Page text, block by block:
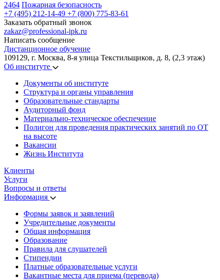
2464 Пожарная безопасность
+7 (495) 212-14-49 +7 (800) 775-83-61
Заказать обратный звонок
zakaz@professional-ipk.ru
Написать сообщение
Дистанционное обучение
109129, г. Москва, 8-я улица Текстильщиков, д. 8, (2,3 этаж)
Об институте
Документы об институте
Структура и органы управления
Образовательные стандарты
Аудиторный фонд
Материально-техническое обеспечение
Полигон для проведения практических занятий по ОТ
на высоте
Вакансии
Жизнь Института
Клиенты
Услуги
Вопросы и ответы
Информация
Формы заявок и заявлений
Учредительные документы
Общая информация
Образование
Правила для слушателей
Стипендии
Платные образовательные услуги
Вакантные места для приема (перевода)